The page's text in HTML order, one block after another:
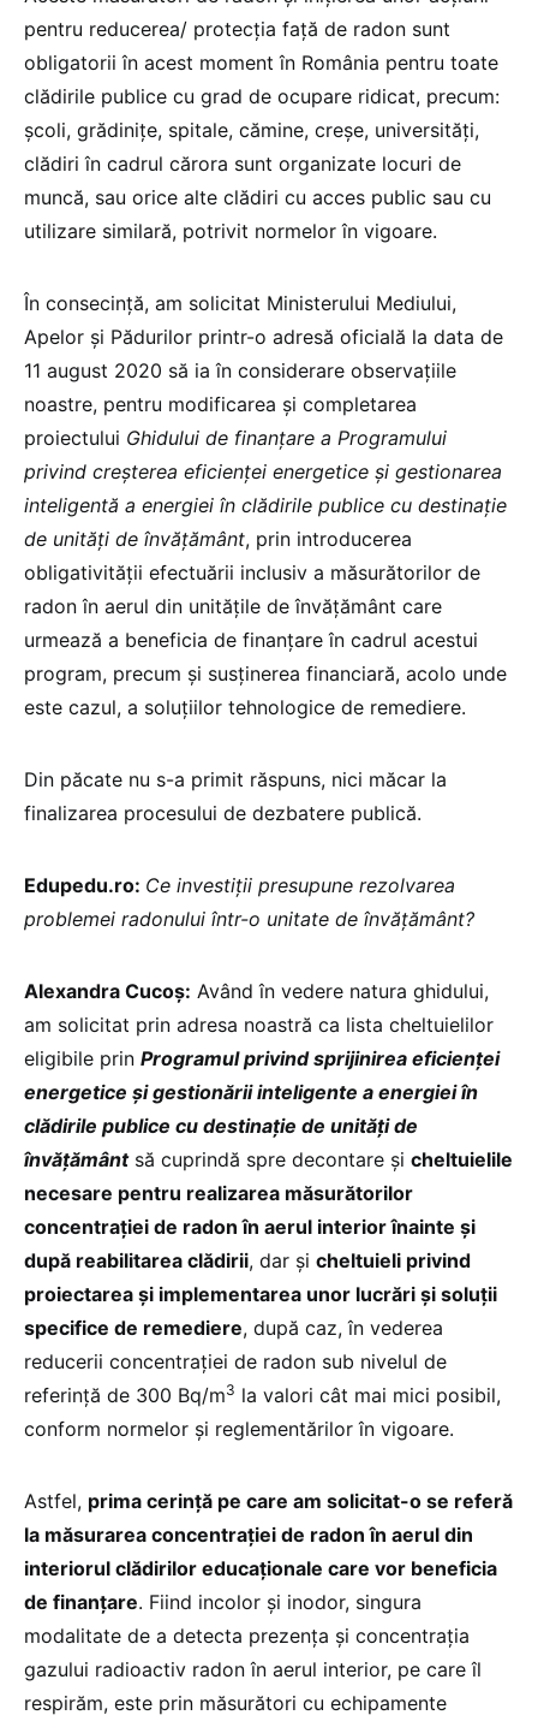
pentru reducerea/ protecţia faţă de radon sunt
obligatorii în acest moment în România pentru toate
clădirile publice cu grad de ocupare ridicat, precum:
şcoli, grădiniţe, spitale, cămine, creșe, universități,
clădiri în cadrul cărora sunt organizate locuri de
muncă, sau orice alte clădiri cu acces public sau cu
utilizare similară, potrivit normelor în vigoare.
În consecinţă, am solicitat Ministerului Mediului,
Apelor şi Pădurilor printr-o adresă oficială la data de
11 august 2020 să ia în considerare observaţiile
noastre, pentru modificarea și completarea
proiectului Ghidului de finanțare a Programului
privind creșterea eficienței energetice și gestionarea
inteligentă a energiei în clădirile publice cu destinație
de unități de învățământ, prin introducerea
obligativităţii efectuării inclusiv a măsurătorilor de
radon în aerul din unităţile de învățământ care
urmează a beneficia de finanțare în cadrul acestui
program, precum și susținerea financiară, acolo unde
este cazul, a soluțiilor tehnologice de remediere.
Din păcate nu s-a primit răspuns, nici măcar la
finalizarea procesului de dezbatere publică.
Edupedu.ro: Ce investiții presupune rezolvarea
problemei radonului într-o unitate de învățământ?
Alexandra Cucoș: Având în vedere natura ghidului,
am solicitat prin adresa noastră ca lista cheltuielilor
eligibile prin Programul privind sprijinirea eficienței
energetice și gestionării inteligente a energiei în
clădirile publice cu destinație de unități de
învățământsă cuprindă spre decontare şi cheltuielile
necesare pentru realizarea măsurătorilor
concentraţiei de radon în aerul interior înainte şi
după reabilitarea clădirii, dar şi cheltuieli privind
proiectarea şi implementarea unor lucrări şi soluţii
specifice de remediere, după caz, în vederea
reducerii concentraţiei de radon sub nivelul de
referinţă de 300 Bq/m3 la valori cât mai mici posibil,
conform normelor şi reglementărilor în vigoare.
Astfel, prima cerinţă pe care am solicitat-o se referă
la măsurarea concentraţiei de radon în aerul din
interiorul clădirilor educaţionale care vor beneficia
de finanţare. Fiind incolor și inodor, singura
modalitate de a detecta prezența și concentrația
gazului radioactiv radon în aerul interior, pe care îl
respirăm, este prin măsurători cu echipamente